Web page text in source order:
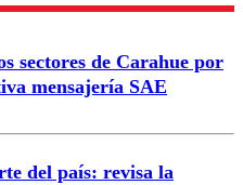
Enviar comentario
sectores de Carahue por
mensajería SAE
del país: revisa la